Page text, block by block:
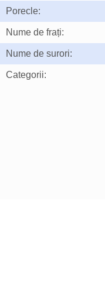
Porecle:
Nume de frați:
Nume de surori:
Categorii: